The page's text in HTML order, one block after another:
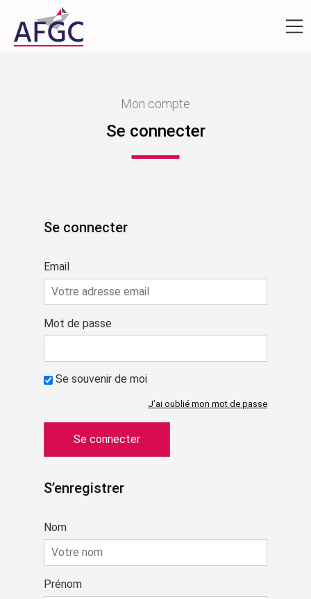
Mon compte
Se connecter
Se connecter
Email
Mot de passe
Se souvenir de moi
J’ai oublié mon mot de passe
S’enregistrer
Nom
Prénom